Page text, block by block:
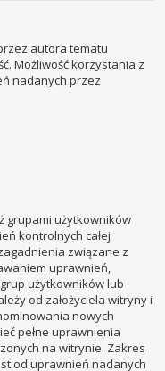
autora tematu
Możliwość korzystania z
nadanych przez
grupami użytkowników
kontrolnych całej
związane z
uprawnień,
użytkowników lub
od założyciela witryny i
nowych
pełne uprawnienia
na witrynie. Zakres
od uprawnień nadanych